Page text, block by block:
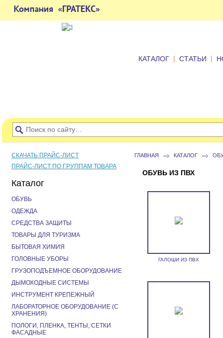
КАТАЛОГ | СТАТЬИ |
ГЛАВНАЯ КАТАЛОГ
ОБУВЬ ИЗ ПВХ
ГАЛОШИ ИЗ ПВХ
СКАЧАТЬ ПРАЙС-ЛИСТ
ПРАЙС-ЛИСТ ПО ГРУППАМ ТОВАРА
Каталог
ОБУВЬ
ОДЕЖДА
СРЕДСТВА ЗАЩИТЫ
ТОВАРЫ ДЛЯ ТУРИЗМА
БЫТОВАЯ ХИМИЯ
ГОЛОВНЫЕ УБОРЫ
ГРУЗОПОДЪЕМНОЕ ОБОРУДОВАНИЕ
ДЫМОХОДНЫЕ СИСТЕМЫ
ИНСТРУМЕНТ КРЕПЕЖНЫЙ
ЛАБОРАТОРНОЕ ОБОРУДОВАНИЕ (С
ХРАНЕНИЯ)
ПОЛОГИ, ПЛЕНКА, ТЕНТЫ, СЕТКИ
ФАСАДНЫЕ